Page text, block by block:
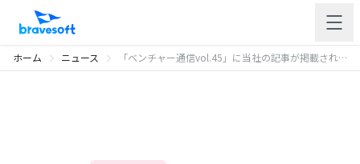
ホーム ニュース 「ベンチャー通信vol.45」に当社の記事が掲載されました！